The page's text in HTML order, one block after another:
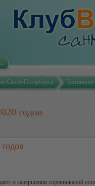
Санкт-Петербурга
годов
о завершении соревнований